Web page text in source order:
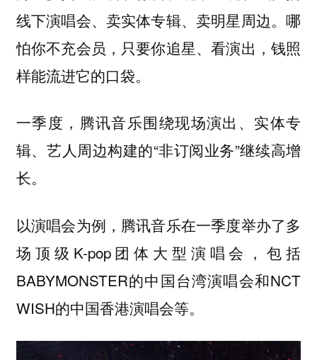
线下演唱会、卖实体专辑、卖明星周边。哪
怕你不充会员，只要你追星、看演出，钱照
样能流进它的口袋。
一季度，腾讯音乐围绕现场演出、实体专
辑、艺人周边构建的“非订阅业务”继续高增
长。
以演唱会为例，腾讯音乐在一季度举办了多
场顶级K-pop团体大型演唱会，包括
BABYMONSTER的中国台湾演唱会和NCT
WISH的中国香港演唱会等。